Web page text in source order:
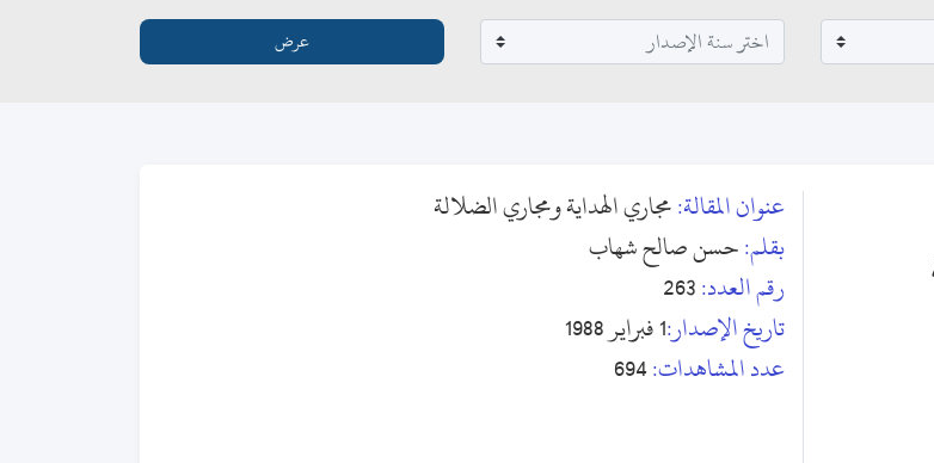
عنوان المقالة:مجاري الهداية ومجاري الضلالة
بقلم:حسن صالح شهاب
رقم العدد:263
تاريخ الإصدار:1 فبراير 1988
عدد المشاهدات:694